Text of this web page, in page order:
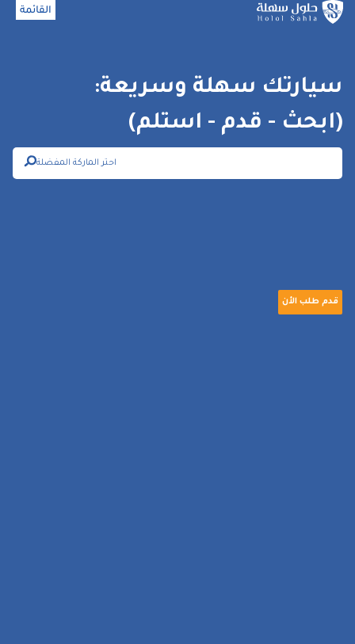
القائمة
سيارتك سهلة وسريعة:
(ابحث - قدم - استلم)
احتر الماركة المفضلة
قدم طلب الأن